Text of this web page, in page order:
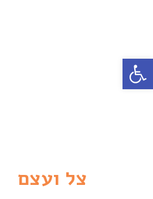
פתח סרגל נגישות
צל ועצם